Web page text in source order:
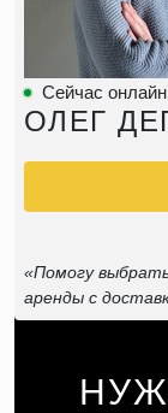
Сейчас
ОЛЕГ
«Помогу
аренды с